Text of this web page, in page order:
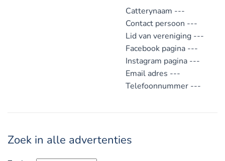
Catterynaam ---
Contact persoon ---
Lid van vereniging ---
Facebook pagina ---
Instagram pagina ---
Email adres ---
Telefoonnummer ---
Zoek in alle advertenties